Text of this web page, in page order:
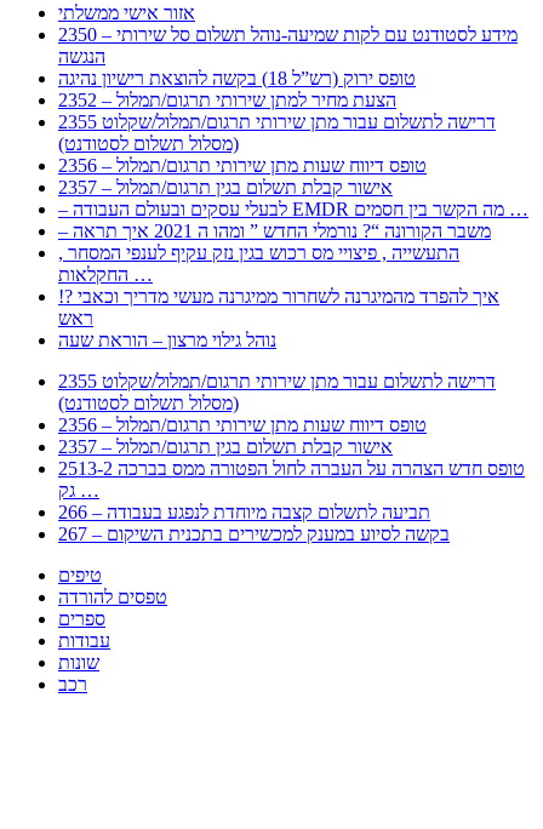
אזור אישי ממשלתי
2350 – מידע לסטודנט עם לקות שמיעה-נוהל תשלום סל שירותי
הנגשה
טופס ירוק (רש”ל 18) בקשה להוצאת רישיון נהיגה
2352 – הצעת מחיר למתן שירותי תרגום/תמלול
2355 דרישה לתשלום עבור מתן שירותי תרגום/תמלול/שקלוט
(מסלול תשלום לסטודנט)
2356 – טופס דיווח שעות מתן שירותי תרגום/תמלול
2357 – אישור קבלת תשלום בגין תרגום/תמלול
– לבעלי עסקים ובעולם העבודה EMDR מה הקשר בין חסמים …
– משבר הקורונה “? נורמלי החדש ” ומהו ה 2021 איך תראה
, התעשייה , פיצויי מס רכוש בגין נזק עקיף לענפי המסחר
החקלאות …
!? איך להפרד מהמיגרנה לשחרור ממיגרנה מעשי מדריך וכאבי
ראש
נוהל גילוי מרצון – הוראת שעה
2355 דרישה לתשלום עבור מתן שירותי תרגום/תמלול/שקלוט
(מסלול תשלום לסטודנט)
2356 – טופס דיווח שעות מתן שירותי תרגום/תמלול
2357 – אישור קבלת תשלום בגין תרגום/תמלול
2513-2 טופס חדש הצהרה על העברה לחול הפטורה ממס בברכה
גק …
266 – תביעה לתשלום קצבה מיוחדת לנפגע בעבודה
267 – בקשה לסיוע במענק למכשירים בתכנית השיקום
טיפים
טפסים להורדה
ספרים
עבודות
שונות
רכב